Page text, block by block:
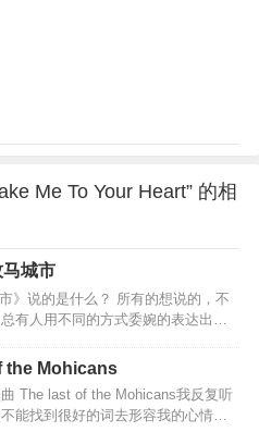
Me To Your Heart” 的相
城市
什么？ 所有的想说的，不
有人用不同的方式委婉的表达出
是反反复复的吟唱或排练单调的动
知该怎么说的歌，但它却很好的表
活，其中也包括我，一个普普通通
the Mohicans
The last of the Mohicans我反复听
能找到很好的词去形容我的心情，